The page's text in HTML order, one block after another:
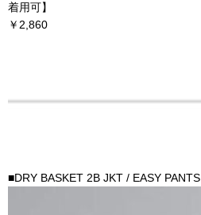
着用可】
￥2,860
■DRY BASKET 2B JKT / EASY PANTS